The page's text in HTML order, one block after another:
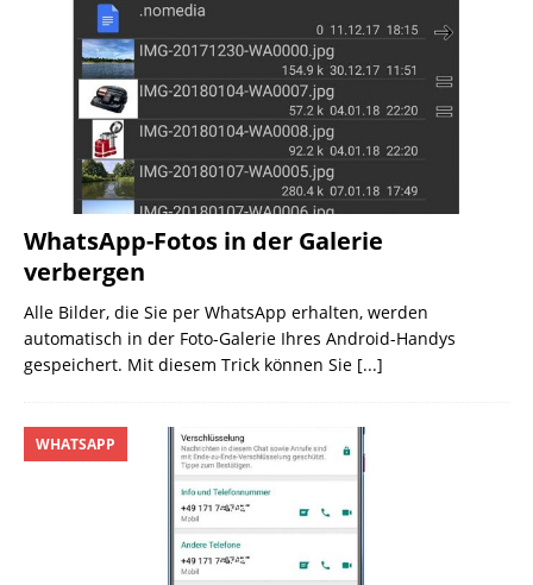
WhatsApp-Fotos in der Galerie
verbergen
Alle Bilder, die Sie per WhatsApp erhalten, werden
automatisch in der Foto-Galerie Ihres Android-Handys
gespeichert. Mit diesem Trick können Sie [...]
WHATSAPP